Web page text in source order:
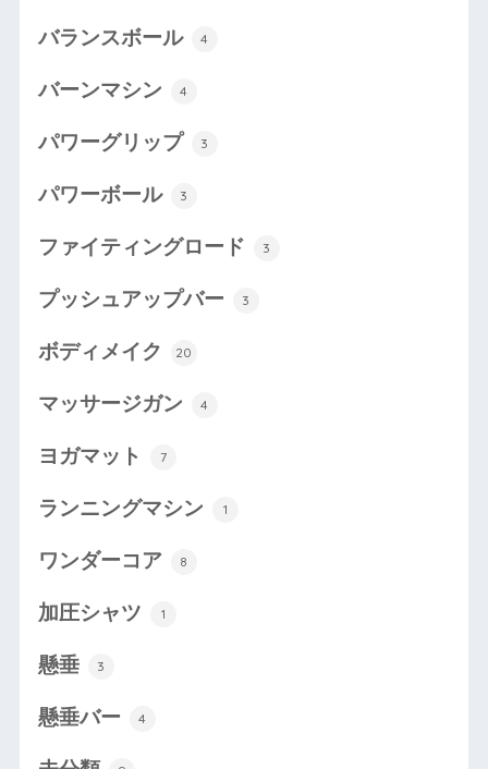
バランスボール 4
バーンマシン 4
パワーグリップ 3
パワーボール 3
ファイティングロード 3
プッシュアップバー 3
ボディメイク 20
マッサージガン 4
ヨガマット 7
ランニングマシン 1
ワンダーコア 8
加圧シャツ 1
懸垂 3
懸垂バー 4